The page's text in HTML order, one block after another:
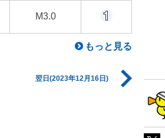
M3.0
もっと見る
翌日(2023年12月16日)